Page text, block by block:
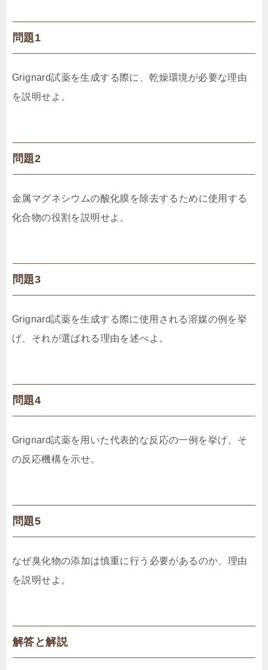
問題1
Grignard試薬を生成する際に、乾燥環境が必要な理由
を説明せよ。
問題2
金属マグネシウムの酸化膜を除去するために使用する
化合物の役割を説明せよ。
問題3
Grignard試薬を生成する際に使用される溶媒の例を挙
げ、それが選ばれる理由を述べよ。
問題4
Grignard試薬を用いた代表的な反応の一例を挙げ、そ
の反応機構を示せ。
問題5
なぜ臭化物の添加は慎重に行う必要があるのか、理由
を説明せよ。
解答と解説